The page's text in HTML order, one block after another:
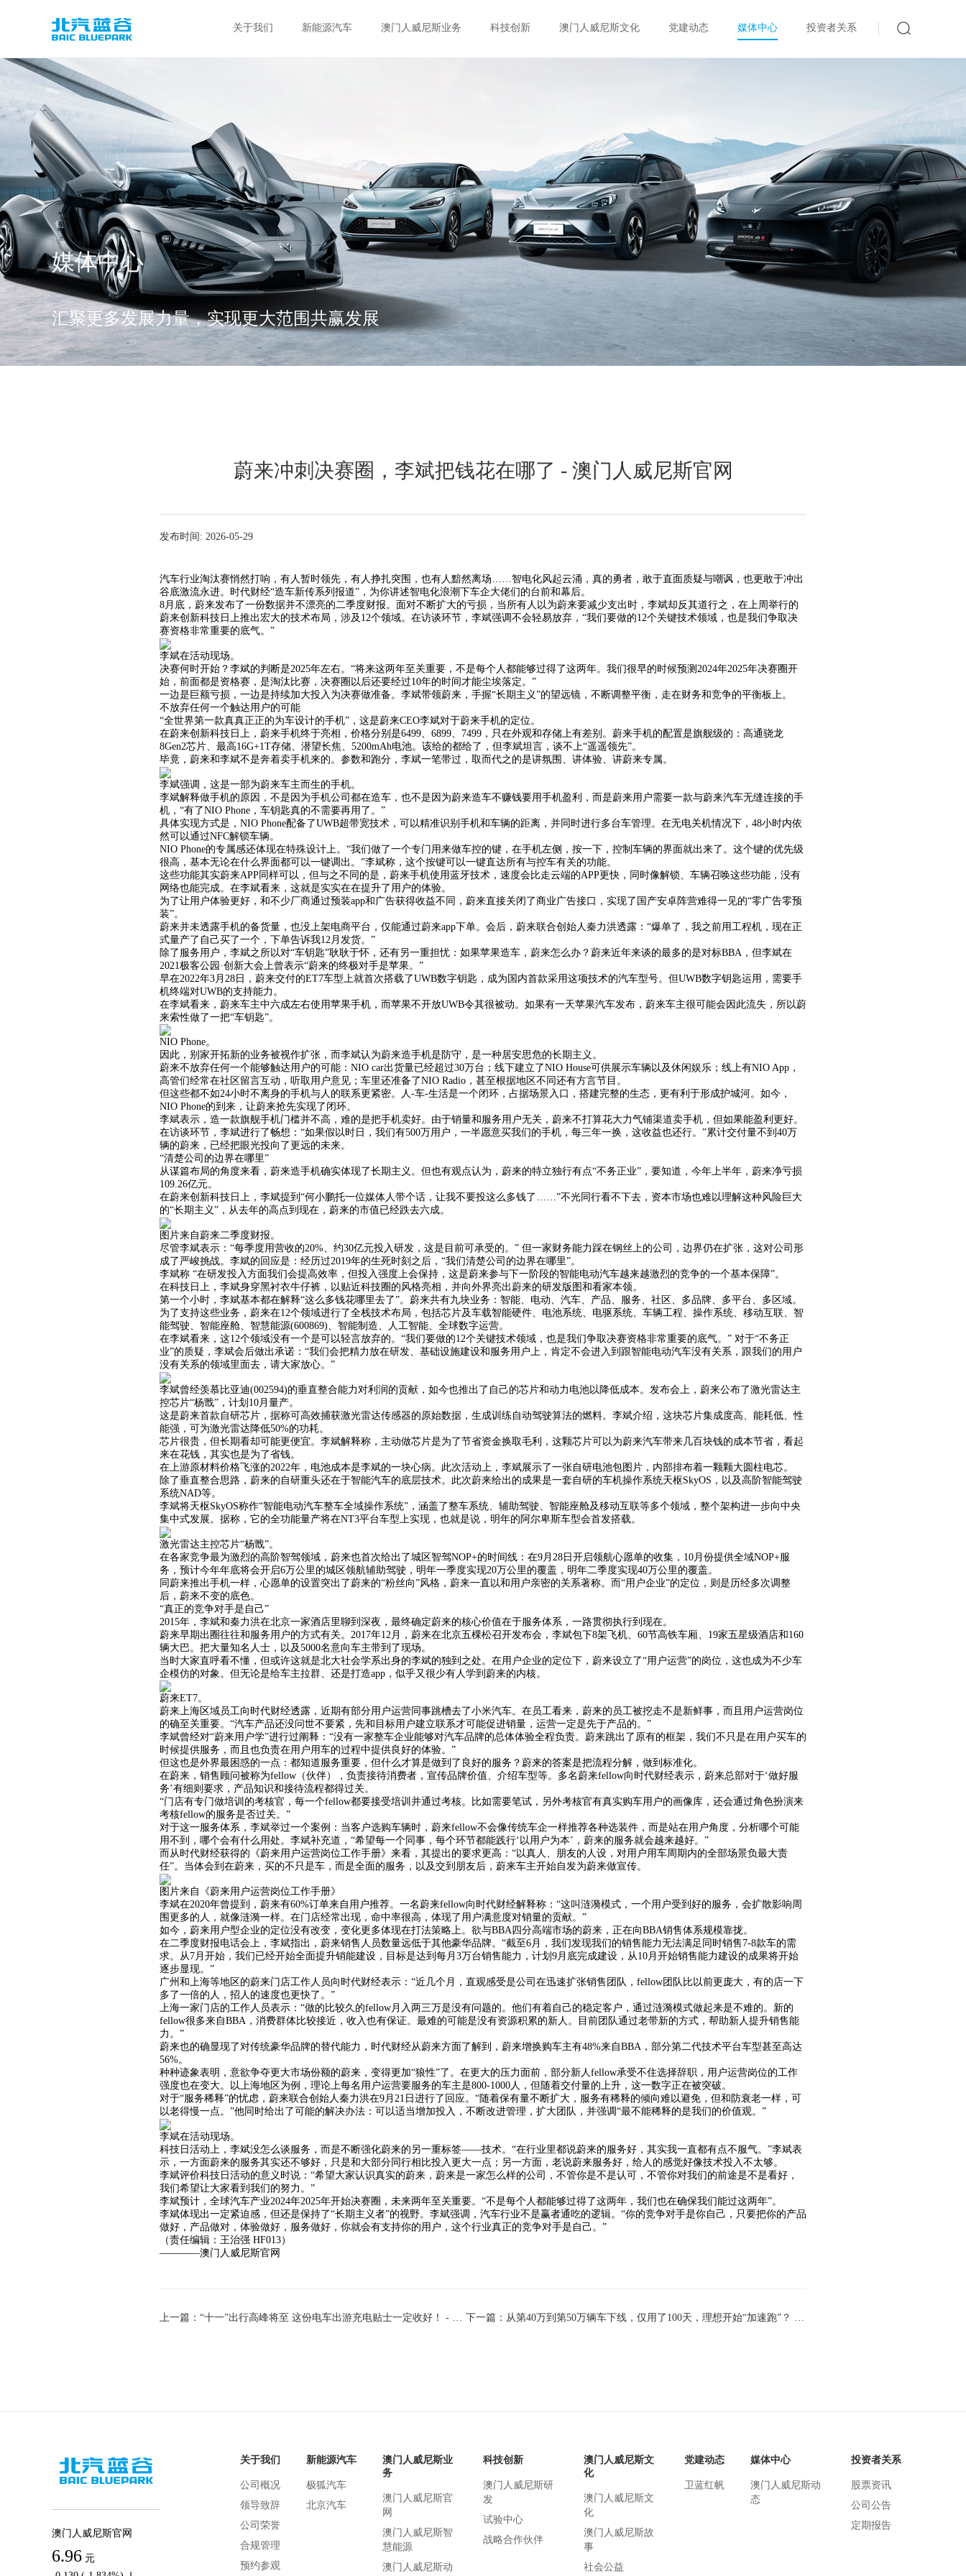
关于我们 新能源汽车 澳门人威尼斯业务 科技创新 澳门人威尼斯文化 党建动态 媒体中心 投资者关系
媒体中心
汇聚更多发展力量，实现更大范围共赢发展
蔚来冲刺决赛圈，李斌把钱花在哪了 - 澳门人威尼斯官网
发布时间: 2026-05-29
汽车行业淘汰赛悄然打响，有人暂时领先，有人挣扎突围，也有人黯然离场……智电化风起云涌，真的勇者，敢于直面质疑与嘲讽，也更敢于冲出
谷底激流永进。时代财经“造车新传系列报道”，为你讲述智电化浪潮下车企大佬们的台前和幕后。
8月底，蔚来发布了一份数据并不漂亮的二季度财报。面对不断扩大的亏损，当所有人以为蔚来要减少支出时，李斌却反其道行之，在上周举行的
蔚来创新科技日上推出宏大的技术布局，涉及12个领域。在访谈环节，李斌强调不会轻易放弃，“我们要做的12个关键技术领域，也是我们争取决
赛资格非常重要的底气。”
李斌在活动现场。
决赛何时开始？李斌的判断是2025年左右。“将来这两年至关重要，不是每个人都能够过得了这两年。我们很早的时候预测2024年2025年决赛圈开
始，前面都是资格赛，是淘汰比赛，决赛圈以后还要经过10年的时间才能尘埃落定。”
一边是巨额亏损，一边是持续加大投入为决赛做准备。李斌带领蔚来，手握“长期主义”的望远镜，不断调整平衡，走在财务和竞争的平衡板上。
不放弃任何一个触达用户的可能
“全世界第一款真真正正的为车设计的手机”，这是蔚来CEO李斌对于蔚来手机的定位。
在蔚来创新科技日上，蔚来手机终于亮相，价格分别是6499、6899、7499，只在外观和存储上有差别。蔚来手机的配置是旗舰级的：高通骁龙
8Gen2芯片、最高16G+1T存储、潜望长焦、5200mAh电池。该给的都给了，但李斌坦言，谈不上“遥遥领先”。
毕竟，蔚来和李斌不是奔着卖手机来的。参数和跑分，李斌一笔带过，取而代之的是讲氛围、讲体验、讲蔚来专属。
李斌强调，这是一部为蔚来车主而生的手机。
李斌解释做手机的原因，不是因为手机公司都在造车，也不是因为蔚来造车不赚钱要用手机盈利，而是蔚来用户需要一款与蔚来汽车无缝连接的手
机，“有了NIO Phone，车钥匙真的不需要再用了。”
具体实现方式是，NIO Phone配备了UWB超带宽技术，可以精准识别手机和车辆的距离，并同时进行多台车管理。在无电关机情况下，48小时内依
然可以通过NFC解锁车辆。
NIO Phone的专属感还体现在特殊设计上。“我们做了一个专门用来做车控的键，在手机左侧，按一下，控制车辆的界面就出来了。这个键的优先级
很高，基本无论在什么界面都可以一键调出。”李斌称，这个按键可以一键直达所有与控车有关的功能。
这些功能其实蔚来APP同样可以，但与之不同的是，蔚来手机使用蓝牙技术，速度会比走云端的APP更快，同时像解锁、车辆召唤这些功能，没有
网络也能完成。在李斌看来，这就是实实在在提升了用户的体验。
为了让用户体验更好，和不少厂商通过预装app和广告获得收益不同，蔚来直接关闭了商业广告接口，实现了国产安卓阵营难得一见的“零广告零预
装”。
蔚来并未透露手机的备货量，也没上架电商平台，仅能通过蔚来app下单。会后，蔚来联合创始人秦力洪透露：“爆单了，我之前用工程机，现在正
式量产了自己买了一个，下单告诉我12月发货。”
除了服务用户，李斌之所以对“车钥匙”耿耿于怀，还有另一重担忧：如果苹果造车，蔚来怎么办？蔚来近年来谈的最多的是对标BBA，但李斌在
2021极客公园·创新大会上曾表示“蔚来的终极对手是苹果。”
早在2022年3月28日，蔚来交付的ET7车型上就首次搭载了UWB数字钥匙，成为国内首款采用这项技术的汽车型号。但UWB数字钥匙运用，需要手
机终端对UWB的支持能力。
在李斌看来，蔚来车主中六成左右使用苹果手机，而苹果不开放UWB令其很被动。如果有一天苹果汽车发布，蔚来车主很可能会因此流失，所以蔚
来索性做了一把“车钥匙”。
NIO Phone。
因此，别家开拓新的业务被视作扩张，而李斌认为蔚来造手机是防守，是一种居安思危的长期主义。
蔚来不放弃任何一个能够触达用户的可能：NIO car出货量已经超过30万台；线下建立了NIO House可供展示车辆以及休闲娱乐；线上有NIO App，
高管们经常在社区留言互动，听取用户意见；车里还准备了NIO Radio，甚至根据地区不同还有方言节目。
但这些都不如24小时不离身的手机与人的联系更紧密。人-车-生活是一个闭环，占据场景入口，搭建完整的生态，更有利于形成护城河。如今，
NIO Phone的到来，让蔚来抢先实现了闭环。
李斌表示，造一款旗舰手机门槛并不高，难的是把手机卖好。由于销量和服务用户无关，蔚来不打算花大力气铺渠道卖手机，但如果能盈利更好。
在访谈环节，李斌进行了畅想：“如果假以时日，我们有500万用户，一半愿意买我们的手机，每三年一换，这收益也还行。”累计交付量不到40万
辆的蔚来，已经把眼光投向了更远的未来。
“清楚公司的边界在哪里”
从谋篇布局的角度来看，蔚来造手机确实体现了长期主义。但也有观点认为，蔚来的特立独行有点“不务正业”，要知道，今年上半年，蔚来净亏损
109.26亿元。
在蔚来创新科技日上，李斌提到“何小鹏托一位媒体人带个话，让我不要投这么多钱了……”不光同行看不下去，资本市场也难以理解这种风险巨大
的“长期主义”，从去年的高点到现在，蔚来的市值已经跌去六成。
图片来自蔚来二季度财报。
尽管李斌表示：“每季度用营收的20%、约30亿元投入研发，这是目前可承受的。” 但一家财务能力踩在钢丝上的公司，边界仍在扩张，这对公司形
成了严峻挑战。李斌的回应是：经历过2019年的生死时刻之后，“我们清楚公司的边界在哪里”。
李斌称 “在研发投入方面我们会提高效率，但投入强度上会保持，这是蔚来参与下一阶段的智能电动汽车越来越激烈的竞争的一个基本保障”。
在科技日上，李斌身穿黑衬衣牛仔裤，以贴近科技圈的风格亮相，并向外界亮出蔚来的研发版图和看家本领。
第一个小时，李斌基本都在解释“这么多钱花哪里去了”。蔚来共有九块业务：智能、电动、汽车、产品、服务、社区、多品牌、多平台、多区域。
为了支持这些业务，蔚来在12个领域进行了全栈技术布局，包括芯片及车载智能硬件、电池系统、电驱系统、车辆工程、操作系统、移动互联、智
能驾驶、智能座舱、智慧能源(600869)、智能制造、人工智能、全球数字运营。
在李斌看来，这12个领域没有一个是可以轻言放弃的。“我们要做的12个关键技术领域，也是我们争取决赛资格非常重要的底气。” 对于“不务正
业”的质疑，李斌会后做出承诺：“我们会把精力放在研发、基础设施建设和服务用户上，肯定不会进入到跟智能电动汽车没有关系，跟我们的用户
没有关系的领域里面去，请大家放心。”
李斌曾经羡慕比亚迪(002594)的垂直整合能力对利润的贡献，如今也推出了自己的芯片和动力电池以降低成本。发布会上，蔚来公布了激光雷达主
控芯片“杨戬”，计划10月量产。
这是蔚来首款自研芯片，据称可高效捕获激光雷达传感器的原始数据，生成训练自动驾驶算法的燃料。李斌介绍，这块芯片集成度高、能耗低、性
能强，可为激光雷达降低50%的功耗。
芯片很贵，但长期看却可能更便宜。李斌解释称，主动做芯片是为了节省资金换取毛利，这颗芯片可以为蔚来汽车带来几百块钱的成本节省，看起
来在花钱，其实也是为了省钱。
在上游原材料价格飞涨的2022年，电池成本是李斌的一块心病。此次活动上，李斌展示了一张自研电池包图片，内部排布着一颗颗大圆柱电芯。
除了垂直整合思路，蔚来的自研重头还在于智能汽车的底层技术。此次蔚来给出的成果是一套自研的车机操作系统天枢SkyOS，以及高阶智能驾驶
系统NAD等。
李斌将天枢SkyOS称作“智能电动汽车整车全域操作系统”，涵盖了整车系统、辅助驾驶、智能座舱及移动互联等多个领域，整个架构进一步向中央
集中式发展。据称，它的全功能量产将在NT3平台车型上实现，也就是说，明年的阿尔卑斯车型会首发搭载。
激光雷达主控芯片“杨戬”。
在各家竞争最为激烈的高阶智驾领域，蔚来也首次给出了城区智驾NOP+的时间线：在9月28日开启领航心愿单的收集，10月份提供全域NOP+服
务，预计今年年底将会开启6万公里的城区领航辅助驾驶，明年一季度实现20万公里的覆盖，明年二季度实现40万公里的覆盖。
同蔚来推出手机一样，心愿单的设置突出了蔚来的“粉丝向”风格，蔚来一直以和用户亲密的关系著称。而“用户企业”的定位，则是历经多次调整
后，蔚来不变的底色。
“真正的竞争对手是自己”
2015年，李斌和秦力洪在北京一家酒店里聊到深夜，最终确定蔚来的核心价值在于服务体系，一路贯彻执行到现在。
蔚来早期出圈往往和服务用户的方式有关。2017年12月，蔚来在北京五棵松召开发布会，李斌包下8架飞机、60节高铁车厢、19家五星级酒店和160
辆大巴。把大量知名人士，以及5000名意向车主带到了现场。
当时大家直呼看不懂，但或许这就是北大社会学系出身的李斌的独到之处。在用户企业的定位下，蔚来设立了“用户运营”的岗位，这也成为不少车
企模仿的对象。但无论是给车主拉群、还是打造app，似乎又很少有人学到蔚来的内核。
蔚来ET7。
蔚来上海区域员工向时代财经透露，近期有部分用户运营同事跳槽去了小米汽车。在员工看来，蔚来的员工被挖走不是新鲜事，而且用户运营岗位
的确至关重要。“汽车产品还没问世不要紧，先和目标用户建立联系才可能促进销量，运营一定是先于产品的。”
李斌曾经对“蔚来用户学”进行过阐释：“没有一家整车企业能够对汽车品牌的总体体验全程负责。蔚来跳出了原有的框架，我们不只是在用户买车的
时候提供服务，而且也负责在用户用车的过程中提供良好的体验。”
但这也是外界最困惑的一点：都知道服务重要，但什么才算是做到了良好的服务？蔚来的答案是把流程分解，做到标准化。
在蔚来，销售顾问被称为fellow（伙伴），负责接待消费者，宣传品牌价值、介绍车型等。多名蔚来fellow向时代财经表示，蔚来总部对于‘做好服
务’有细则要求，产品知识和接待流程都得过关。
“门店有专门做培训的考核官，每一个fellow都要接受培训并通过考核。比如需要笔试，另外考核官有真实购车用户的画像库，还会通过角色扮演来
考核fellow的服务是否过关。”
对于这一服务体系，李斌举过一个案例：当客户选购车辆时，蔚来fellow不会像传统车企一样推荐各种选装件，而是站在用户角度，分析哪个可能
用不到，哪个会有什么用处。李斌补充道，“希望每一个同事，每个环节都能践行‘以用户为本’，蔚来的服务就会越来越好。”
而从时代财经获得的《蔚来用户运营岗位工作手册》来看，其提出的要求更高：“以真人、朋友的人设，对用户用车周期内的全部场景负最大责
任”。当体会到在蔚来，买的不只是车，而是全面的服务，以及交到朋友后，蔚来车主开始自发为蔚来做宣传。
图片来自《蔚来用户运营岗位工作手册》
李斌在2020年曾提到，蔚来有60%订单来自用户推荐。一名蔚来fellow向时代财经解释称：“这叫涟漪模式，一个用户受到好的服务，会扩散影响周
围更多的人，就像涟漪一样。在门店经常出现，命中率很高，体现了用户满意度对销量的贡献。”
如今，蔚来用户型企业的定位没有改变，变化更多体现在打法策略上。欲与BBA四分高端市场的蔚来，正在向BBA销售体系规模靠拢。
在二季度财报电话会上，李斌指出，蔚来销售人员数量远低于其他豪华品牌。“截至6月，我们发现我们的销售能力无法满足同时销售7-8款车的需
求。从7月开始，我们已经开始全面提升销能建设，目标是达到每月3万台销售能力，计划9月底完成建设，从10月开始销售能力建设的成果将开始
逐步显现。”
广州和上海等地区的蔚来门店工作人员向时代财经表示：“近几个月，直观感受是公司在迅速扩张销售团队，fellow团队比以前更庞大，有的店一下
多了一倍的人，招人的速度也更快了。”
上海一家门店的工作人员表示：“做的比较久的fellow月入两三万是没有问题的。他们有着自己的稳定客户，通过涟漪模式做起来是不难的。新的
fellow很多来自BBA，消费群体比较接近，收入也有保证。最难的可能是没有资源积累的新人。目前团队通过老带新的方式，帮助新人提升销售能
力。”
蔚来也的确显现了对传统豪华品牌的替代能力，时代财经从蔚来方面了解到，蔚来增换购车主有48%来自BBA，部分第二代技术平台车型甚至高达
56%。
种种迹象表明，意欲争夺更大市场份额的蔚来，变得更加“狼性”了。在更大的压力面前，部分新人fellow承受不住选择辞职，用户运营岗位的工作
强度也在变大。以上海地区为例，理论上每名用户运营要服务的车主是800-1000人，但随着交付量的上升，这一数字正在被突破。
对于“服务稀释”的忧虑，蔚来联合创始人秦力洪在9月21日进行了回应。“随着保有量不断扩大，服务有稀释的倾向难以避免，但和防衰老一样，可
以老得慢一点。”他同时给出了可能的解决办法：可以适当增加投入，不断改进管理，扩大团队，并强调“最不能稀释的是我们的价值观。”
李斌在活动现场。
科技日活动上，李斌没怎么谈服务，而是不断强化蔚来的另一重标签——技术。“在行业里都说蔚来的服务好，其实我一直都有点不服气。”李斌表
示，一方面蔚来的服务其实还不够好，只是和大部分同行相比投入更大一点；另一方面，老说蔚来服务好，给人的感觉好像技术投入不太够。
李斌评价科技日活动的意义时说：“希望大家认识真实的蔚来，蔚来是一家怎么样的公司，不管你是不是认可，不管你对我们的前途是不是看好，
我们希望让大家看到我们的努力。”
李斌预计，全球汽车产业2024年2025年开始决赛圈，未来两年至关重要。“不是每个人都能够过得了这两年，我们也在确保我们能过这两年”。
李斌体现出一定紧迫感，但还是保持了“长期主义者”的视野。李斌强调，汽车行业不是赢者通吃的逻辑。“你的竞争对手是你自己，只要把你的产品
做好，产品做对，体验做好，服务做好，你就会有支持你的用户，这个行业真正的竞争对手是自己。”
（责任编辑：王治强 HF013）
————澳门人威尼斯官网
上一篇：“十一”出行高峰将至 这份电车出游充电贴士一定收好！ - 澳门人威尼斯官网 下一篇：从第40万到第50万辆车下线，仅用了100天，理想开始“加速跑”？ - 澳门人威尼斯官网
澳门人威尼斯官网
6.96 元
关于我们
公司概况
领导致辞
公司荣誉
合规管理
预约参观
新能源汽车
极狐汽车
北京汽车
澳门人威尼斯业
务
澳门人威尼斯官
网
澳门人威尼斯智
慧能源
澳门人威尼斯动
科技创新
澳门人威尼斯研
发
试验中心
战略合作伙伴
澳门人威尼斯文
化
澳门人威尼斯文
化
澳门人威尼斯故
事
社会公益
党建动态
卫蓝红帆
媒体中心
澳门人威尼斯动
态
投资者关系
股票资讯
公司公告
定期报告